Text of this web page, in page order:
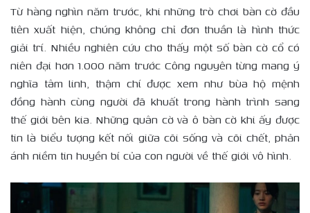
Từ hàng nghìn năm trước, khi những trò chơi bàn cờ đầu
tiên xuất hiện, chúng không chỉ đơn thuần là hình thức
giải trí. Nhiều nghiên cứu cho thấy một số bàn cờ cổ có
niên đại hơn 1.000 năm trước Công nguyên từng mang ý
nghĩa tâm linh, thậm chí được xem như bùa hộ mệnh
đồng hành cùng người đã khuất trong hành trình sang
thế giới bên kia. Những quân cờ và ô bàn cờ khi ấy được
tin là biểu tượng kết nối giữa cõi sống và cõi chết, phản
ánh niềm tin huyền bí của con người về thế giới vô hình.